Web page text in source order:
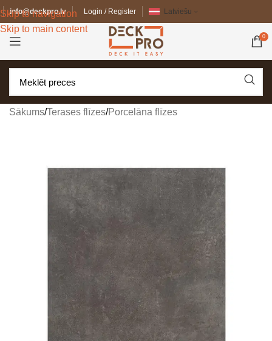
Skip to navigation
Skip to main content
info@deckpro.lv Login / Register Latviešu
0
Sākums/Terases flīzes/Porcelāna flīzes